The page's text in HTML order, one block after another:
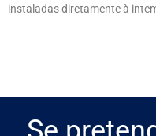
instaladas diretamente à